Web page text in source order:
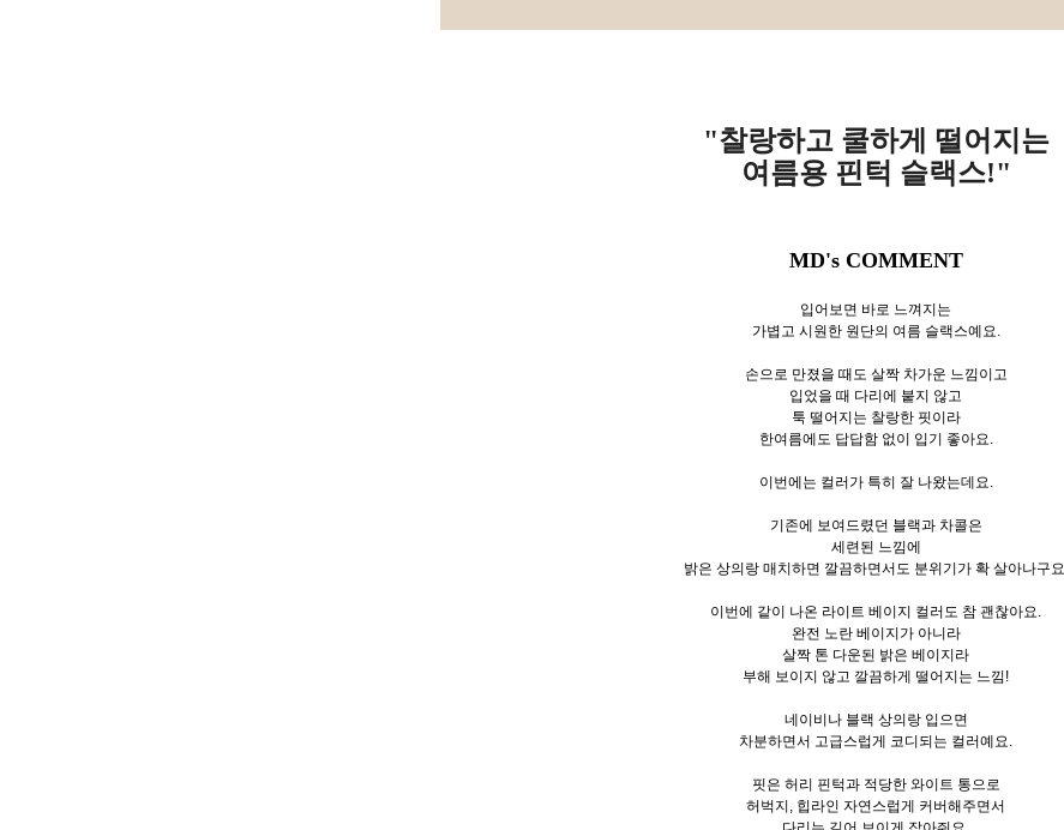
"찰랑하고 쿨하게 떨어지는
여름용 핀턱 슬랙스!"
MD's COMMENT
입어보면 바로 느껴지는
가볍고 시원한 원단의 여름 슬랙스예요.
손으로 만졌을 때도 살짝 차가운 느낌이고
입었을 때 다리에 붙지 않고
툭 떨어지는 찰랑한 핏이라
한여름에도 답답함 없이 입기 좋아요.
이번에는 컬러가 특히 잘 나왔는데요.
기존에 보여드렸던 블랙과 차콜은
세련된 느낌에
밝은 상의랑 매치하면 깔끔하면서도 분위기가 확 살아나구요.
이번에 같이 나온 라이트 베이지 컬러도 참 괜찮아요.
완전 노란 베이지가 아니라
살짝 톤 다운된 밝은 베이지라
부해 보이지 않고 깔끔하게 떨어지는 느낌!
네이비나 블랙 상의랑 입으면
차분하면서 고급스럽게 코디되는 컬러예요.
핏은 허리 핀턱과 적당한 와이트 통으로
허벅지, 힙라인 자연스럽게 커버해주면서